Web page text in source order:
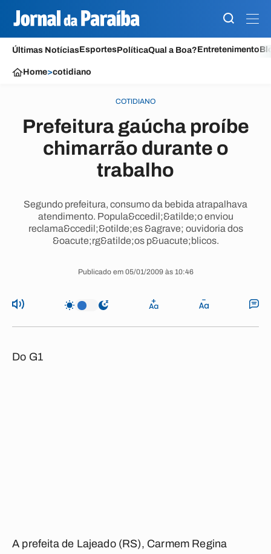
Últimas NotíciasEsportesPolíticaQual a Boa?Entretenimento
Home>cotidiano
COTIDIANO
Prefeitura gaúcha proíbe
chimarrão durante o
trabalho
Segundo prefeitura, consumo da bebida atrapalhava
atendimento. Popula&ccedil;&atilde;o enviou
reclama&ccedil;&otilde;es &agrave; ouvidoria dos
&oacute;rg&atilde;os p&uacute;blicos.
Publicado em 05/01/2009 às 10:46
Do G1
A prefeita de Lajeado (RS), Carmem Regina